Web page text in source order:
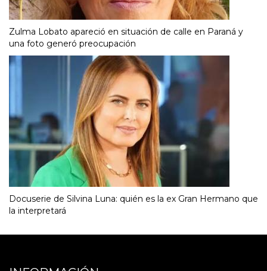
Zulma Lobato apareció en situación de calle en Paraná y
una foto generó preocupación
Docuserie de Silvina Luna: quién es la ex Gran Hermano que
la interpretará